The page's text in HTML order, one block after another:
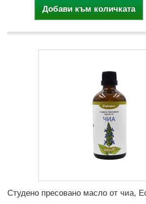
Добави към количката
Студено пресовано масло от чиа,